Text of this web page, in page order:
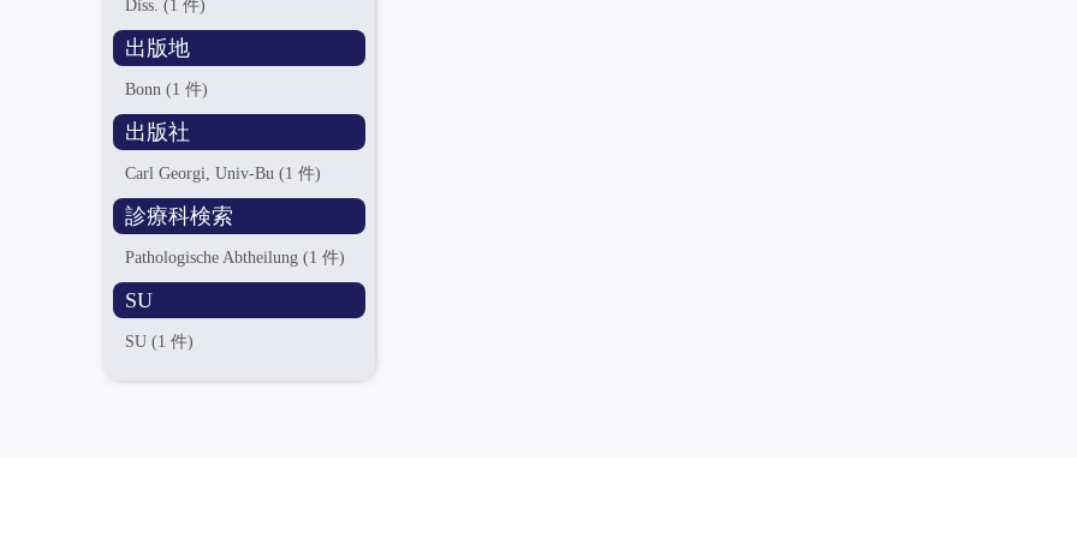
Diss.(1 件)
出版地
Bonn(1 件)
出版社
Carl Georgi, Univ-Bu(1 件)
診療科検索
Pathologische Abtheilung(1 件)
SU
SU(1 件)